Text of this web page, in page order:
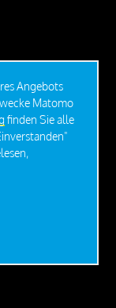
Angebots
Matomo
finden Sie alle
2.700